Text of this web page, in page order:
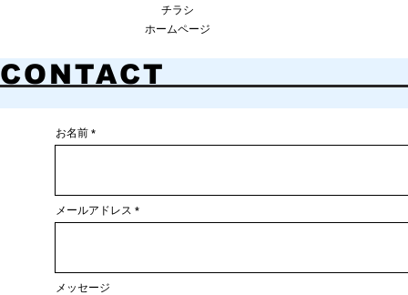
​チラシ
​ホームページ
CONTACT
お名前
メールアドレス
メッセージ